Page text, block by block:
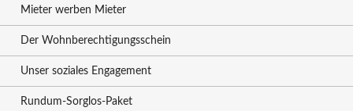
Mieter werben Mieter
Der Wohnberechtigungsschein
Unser soziales Engagement
Rundum-Sorglos-Paket